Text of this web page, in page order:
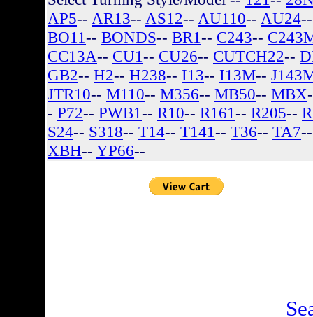
AP5-- AR13-- AS12-- AU110-- AU24
BO11-- BONDS-- BR1-- C243--
CC13A-- CU1-- CU26-- CUTCH22--
GB2-- H2-- H238-- I13-- I13M--
JTR10-- M110-- M356-- MB50-- MBX
- P72-- PWB1-- R10-- R161-- R205--
S24-- S318-- T14-- T141-- T36-- TA7
XBH-- YP66--